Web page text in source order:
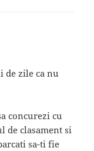
de zile ca nu
concurezi cu
de clasament si
sa-ti fie